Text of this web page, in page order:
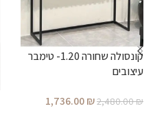
קונסולה שחורה 1.20- טימבר
עיצובים
2,480.00₪
1,736.00₪